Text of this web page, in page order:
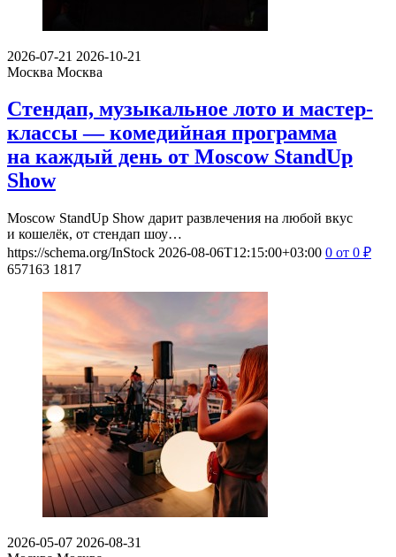
2026-07-21 2026-10-21
Москва Москва
Стендап, музыкальное лото и мастер-
классы — комедийная программа
на каждый день от Moscow StandUp
Show
Moscow StandUp Show дарит развлечения на любой вкус
и кошелёк, от стендап шоу…
https://schema.org/InStock 2026-08-06T12:15:00+03:00 0 от 0 ₽
657163 1817
2026-05-07 2026-08-31